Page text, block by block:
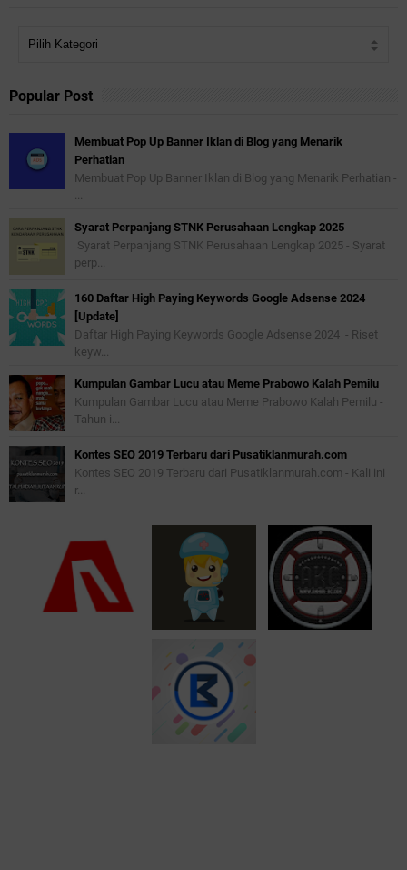
Popular Post
Membuat Pop Up Banner Iklan di Blog yang Menarik
Perhatian
Membuat Pop Up Banner Iklan di Blog yang Menarik Perhatian -
Syarat Perpanjang STNK Perusahaan Lengkap 2025
Syarat Perpanjang STNK Perusahaan Lengkap 2025 - Syarat
perp...
160 Daftar High Paying Keywords Google Adsense 2024
[Update]
Daftar High Paying Keywords Google Adsense 2024 - Riset
keyw...
Kumpulan Gambar Lucu atau Meme Prabowo Kalah Pemilu
Kumpulan Gambar Lucu atau Meme Prabowo Kalah Pemilu -
Tahun i...
Kontes SEO 2019 Terbaru dari Pusatiklanmurah.com
Kontes SEO 2019 Terbaru dari Pusatiklanmurah.com - Kali ini
r...